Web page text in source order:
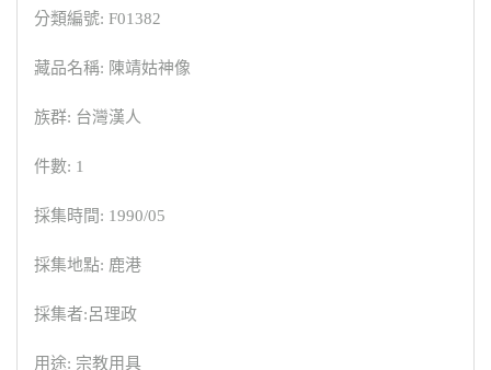
分類編號: F01382
藏品名稱: 陳靖姑神像
族群: 台灣漢人
件數: 1
採集時間: 1990/05
採集地點: 鹿港
採集者:呂理政
用途: 宗教用具